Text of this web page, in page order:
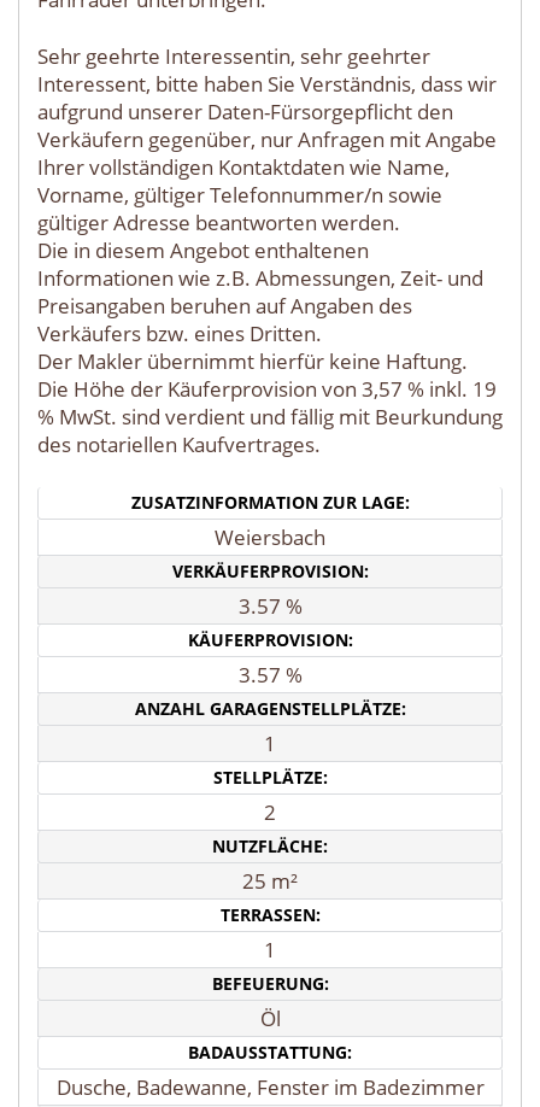
Sehr geehrte Interessentin, sehr geehrter
Interessent, bitte haben Sie Verständnis, dass wir
aufgrund unserer Daten-Fürsorgepflicht den
Verkäufern gegenüber, nur Anfragen mit Angabe
Ihrer vollständigen Kontaktdaten wie Name,
Vorname, gültiger Telefonnummer/n sowie
gültiger Adresse beantworten werden.
Die in diesem Angebot enthaltenen
Informationen wie z.B. Abmessungen, Zeit- und
Preisangaben beruhen auf Angaben des
Verkäufers bzw. eines Dritten.
Der Makler übernimmt hierfür keine Haftung.
Die Höhe der Käuferprovision von 3,57 % inkl. 19
% MwSt. sind verdient und fällig mit Beurkundung
des notariellen Kaufvertrages.
ZUSATZINFORMATION ZUR LAGE:
Weiersbach
VERKÄUFERPROVISION:
3.57 %
KÄUFERPROVISION:
3.57 %
ANZAHL GARAGENSTELLPLÄTZE:
1
STELLPLÄTZE:
2
NUTZFLÄCHE:
25 m²
TERRASSEN:
1
BEFEUERUNG:
Öl
BADAUSSTATTUNG:
Dusche, Badewanne, Fenster im Badezimmer